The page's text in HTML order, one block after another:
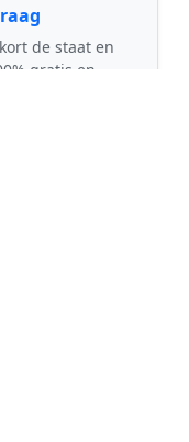
de staat en
gratis en